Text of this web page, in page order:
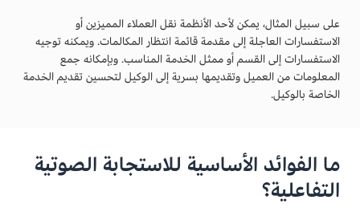
على سبيل المثال، يمكن لأحد الأنظمة نقل العملاء المميزين أو
الاستفسارات العاجلة إلى مقدمة قائمة انتظار المكالمات. ويمكنه توجيه
الاستفسارات إلى القسم أو ممثل الخدمة المناسب. وبإمكانه جمع
المعلومات من العميل وتقديمها بسرية إلى الوكيل لتحسين تقديم الخدمة
الخاصة بالوكيل.
ما الفوائد الأساسية للاستجابة الصوتية
التفاعلية؟